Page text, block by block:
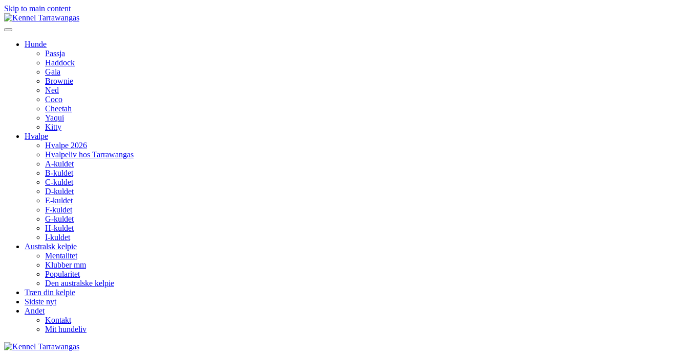
Skip to main content
Hunde
Passja
Haddock
Gaia
Brownie
Ned
Coco
Cheetah
Yaqui
Kitty
Hvalpe
Hvalpe 2026
Hvalpeliv hos Tarrawangas
A-kuldet
B-kuldet
C-kuldet
D-kuldet
E-kuldet
F-kuldet
G-kuldet
H-kuldet
I-kuldet
Australsk kelpie
Mentalitet
Klubber mm
Popularitet
Den australske kelpie
Træn din kelpie
Sidste nyt
Andet
Kontakt
Mit hundeliv